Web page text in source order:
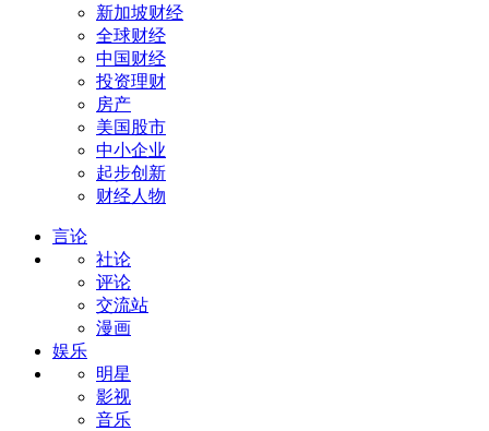
新加坡财经
全球财经
中国财经
投资理财
房产
美国股市
中小企业
起步创新
财经人物
言论
社论
评论
交流站
漫画
娱乐
明星
影视
音乐